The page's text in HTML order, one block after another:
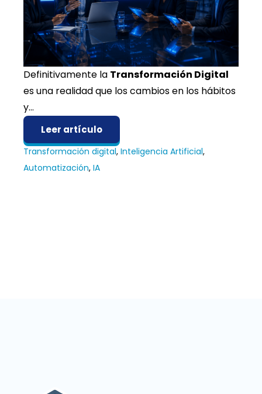
Definitivamente la Transformación Digital
es una realidad que los cambios en los hábitos
y...
Leer artículo
Transformación digital, Inteligencia Artificial,
Automatización, IA